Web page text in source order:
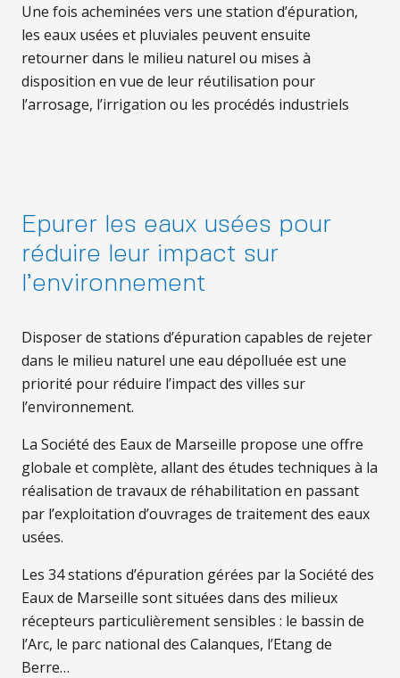
Une fois acheminées vers une station d’épuration,
les eaux usées et pluviales peuvent ensuite
retourner dans le milieu naturel ou mises à
disposition en vue de leur réutilisation pour
l’arrosage, l’irrigation ou les procédés industriels
Epurer les eaux usées pour
réduire leur impact sur
l’environnement
Disposer de stations d’épuration capables de rejeter
dans le milieu naturel une eau dépolluée est une
priorité pour réduire l’impact des villes sur
l’environnement.
La Société des Eaux de Marseille propose une offre
globale et complète, allant des études techniques à la
réalisation de travaux de réhabilitation en passant
par l’exploitation d’ouvrages de traitement des eaux
usées.
Les 34 stations d’épuration gérées par la Société des
Eaux de Marseille sont situées dans des milieux
récepteurs particulièrement sensibles : le bassin de
l’Arc, le parc national des Calanques, l’Etang de
Berre…